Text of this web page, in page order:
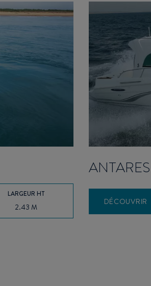
LARGEUR HT
2.43 M
DÉCOUVRIR